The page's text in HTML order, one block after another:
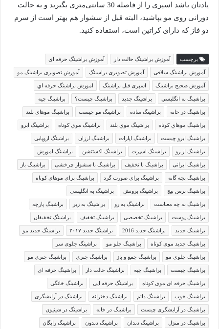
یادتان باشد اسپری را از فاصله 30 سانتی‌متری بگیرید و به حالت
دورانی روی مو بپاشید، البته قبل از سشوار هم بهتر است از سرم
دو فاز كه دارای كراتین است، استفاده كنید.
برچسب آموزش براشینگ حالت دار آموزش براشینگ حرفه ای
آموزش براشینگ شلاقی آموزش تصویری براشینگ آموزش تصویری براشینگ مو
آموزش صحیح براشینگ اسپری قبل براشینگ اموزش براشينگ حرفه اي
براشينگ به انگليسي براشينگ جديد براشينگ چيست؟ براشينگ چيه
براشينگ در خانه براشينگ ساده براشينگ مو چيست براشينگ موهاي بلند
براشينگ موهاي كوتاه براشينگ موي بلند براشينگ موي كوتاه براشینگ ابرو
براشینگ ابرو چیست براشینگ اپارات براشینگ ارزان براشینگ اروپایی
براشینگ از رو براشینگ اسپرت براشینگ اکستنشن براشینگ اموزش
براشینگ ایرانی براشینگ با تخفیف براشینگ با سشوار چرخشی براشینگ باز
براشینگ بچه گانه براشینگ برای صورت گرد براشینگ برای موهای کوتاه
براشینگ برس پیچ براشینگ برونش براشینگ به انگلیسی
براشینگ به چه معناست براشینگ به رو براشینگ به زیر براشینگ پارچه
براشینگ پوست براشینگ تخصصی براشینگ تخفیف براشینگ تخفیفان
براشینگ جدید براشینگ جدید 2016 براشینگ جدید ۲۰۱۷ براشینگ جدید مو
براشینگ جدید موی کوتاه براشینگ جلو مو براشینگ جلوی سر
براشینگ جلوی مو براشینگ جمع و باز براشینگ چتری براشینگ چتری مو
براشینگ چیست براشینگ چیه براشینگ حالت دار براشینگ حرفه ای
براشینگ حرفه ای موی کوتاه براشینگ حرفه ایی براشینگ خانگی
براشینگ خوب براشینگ دائم براشینگ دخترانه براشینگ در آرایشگری
براشینگ در آرایشگری چیست براشینگ در خانه براشینگ در شینیون
براشینگ در منزل براشینگ دندان براشینگ دندون براشینگ رایگان